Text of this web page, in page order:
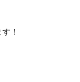
！